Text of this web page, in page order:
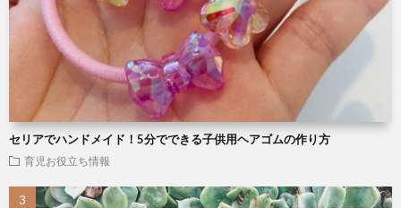
セリアでハンドメイド！5分でできる子供用ヘアゴムの作り方
育児お役立ち情報